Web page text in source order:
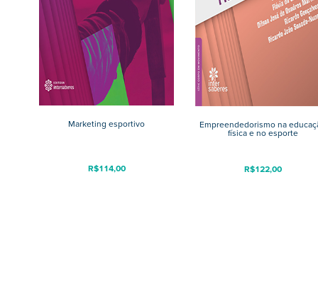
Marketing esportivo
R$114,00
Empreendedorismo na
física e no esporte
R$122,00